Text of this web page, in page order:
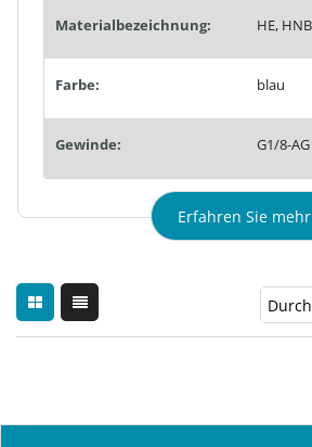
Materialbezeichnung:
Farbe: blau
Gewinde: G1/8-AG
Erfahren Sie mehr